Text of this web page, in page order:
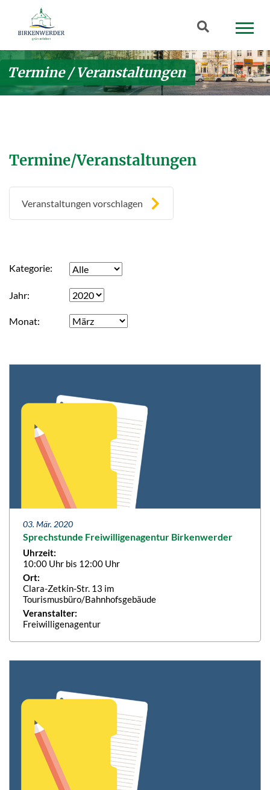
Zum Hauptinhalt springen
Suchbegriff
Termine / Veranstaltungen
Termine/Veranstaltungen
Veranstaltungen vorschlagen
Kategorie
Jahr
Monat
03. Mär. 2020
Sprechstunde Freiwilligenagentur Birkenwerder
Uhrzeit:
10:00 Uhr bis 12:00 Uhr
Ort:
Clara-Zetkin-Str. 13 im
Tourismusbüro/Bahnhofsgebäude
Veranstalter:
Freiwilligenagentur